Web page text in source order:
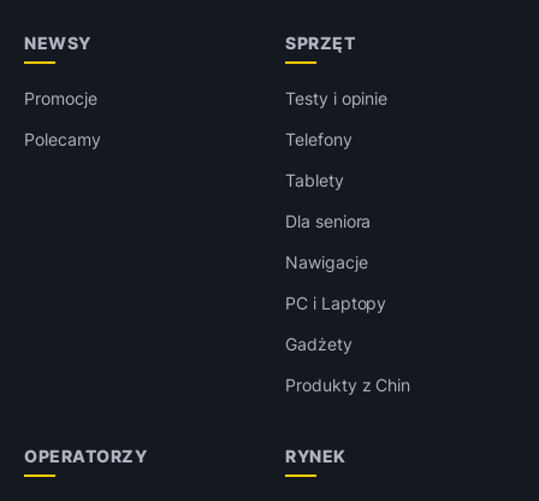
NEWSY
Promocje
Polecamy
SPRZĘT
Testy i opinie
Telefony
Tablety
Dla seniora
Nawigacje
PC i Laptopy
Gadżety
Produkty z Chin
OPERATORZY RYNEK